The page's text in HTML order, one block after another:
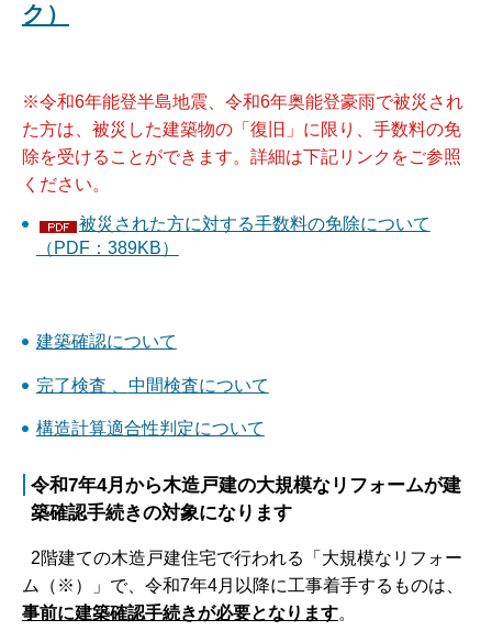
ク）
※令和6年能登半島地震、令和6年奥能登豪雨で被災され
た方は、被災した建築物の「復旧」に限り、手数料の免
除を受けることができます。詳細は下記リンクをご参照
ください。
被災された方に対する手数料の免除について
（PDF：389KB）
建築確認について
完了検査 、 中間検査について
構造計算適合性判定について
令和7年4月から木造戸建の大規模なリフォームが建
築確認手続きの対象になります
2階建ての木造戸建住宅で行われる「大規模なリフォー
ム（※）」で、令和7年4月以降に工事着手するものは、
事前に建築確認手続きが必要となります。